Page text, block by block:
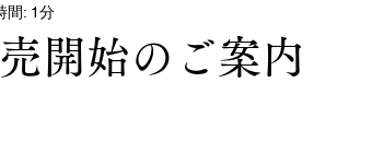
開始のご案内
間: 1分